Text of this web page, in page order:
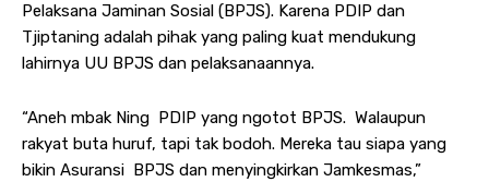
Pelaksana Jaminan Sosial (BPJS). Karena PDIP dan
Tjiptaning adalah pihak yang paling kuat mendukung
lahirnya UU BPJS dan pelaksanaannya.
“Aneh mbak Ning PDIP yang ngotot BPJS. Walaupun
rakyat buta huruf, tapi tak bodoh. Mereka tau siapa yang
bikin Asuransi BPJS dan menyingkirkan Jamkesmas,”